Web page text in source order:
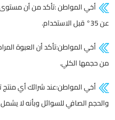
أخي المواطن :تأكد من أن مستوى
عن 35° قبل الاستخدام.
من حجمها الكلي.
أخي المواطن:عند شرائك أي منتج
والحجم الصافي للسوائل وبأنه لا